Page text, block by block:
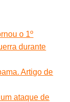
o 1º
durante
Artigo de
ataque de